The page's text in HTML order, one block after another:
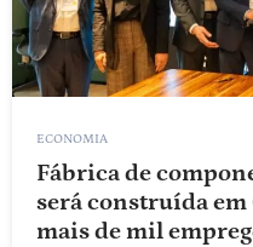
ECONOMIA
Fábrica de
será construída
mais de mil